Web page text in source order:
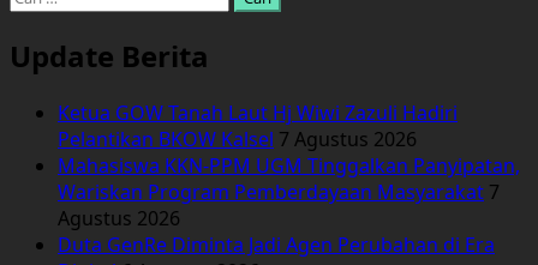
Update Berita
Ketua GOW Tanah Laut Hj Wiwi Zazuli Hadiri
Pelantikan BKOW Kalsel 7 Agustus 2026
Mahasiswa KKN-PPM UGM Tinggalkan Panyipatan,
Wariskan Program Pemberdayaan Masyarakat 7
Agustus 2026
Duta GenRe Diminta Jadi Agen Perubahan di Era